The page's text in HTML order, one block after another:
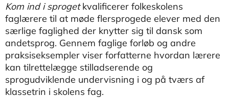
Kom ind i sprogetkvalificerer folkeskolens
faglærere til at møde flersprogede elever med den
særlige faglighed der knytter sig til dansk som
andetsprog. Gennem faglige forløb og andre
praksiseksempler viser forfatterne hvordan lærere
kan tilrettelægge stilladserende og
sprogudviklende undervisning i og på tværs af
klassetrin i skolens fag.